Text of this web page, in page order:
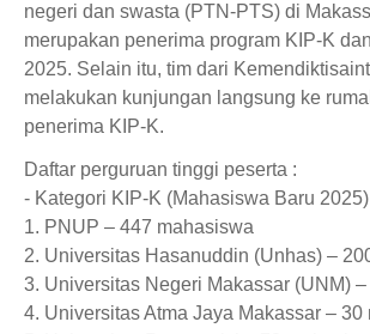
negeri dan swasta (PTN-PTS) di
merupakan penerima program KIP-K
2025. Selain itu, tim dari
melakukan kunjungan langsung ke
penerima KIP-K.
Daftar perguruan tinggi peserta :
- Kategori KIP-K (Mahasiswa Baru 2025)
1. PNUP – 447 mahasiswa
2. Universitas Hasanuddin (Unhas) –
3. Universitas Negeri Makassar (UNM)
4. Universitas Atma Jaya Makassar – 30